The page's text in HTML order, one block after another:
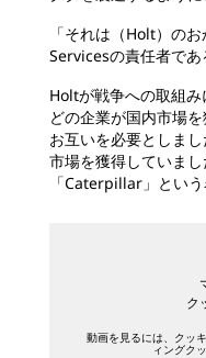
「それは（Holt）の
Servicesの責任者であ
Holtが戦争への取組
どの企業が国内市場
お互いを必要としま
市場を獲得していま
「Caterpillar」という
ク
動画を見るには、クッ
ィングク